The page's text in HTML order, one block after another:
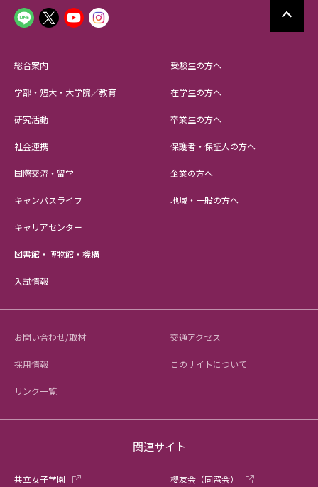
総合案内
学部・短大・大学院／教育
研究活動
社会連携
国際交流・留学
キャンパスライフ
キャリアセンター
図書館・博物館・機構
入試情報
受験生の方へ
在学生の方へ
卒業生の方へ
保護者・保証人の方へ
企業の方へ
地域・一般の方へ
お問い合わせ/取材 交通アクセス
採用情報 このサイトについて
リンク一覧
関連サイト
共立女子学園 櫻友会（同窓会）